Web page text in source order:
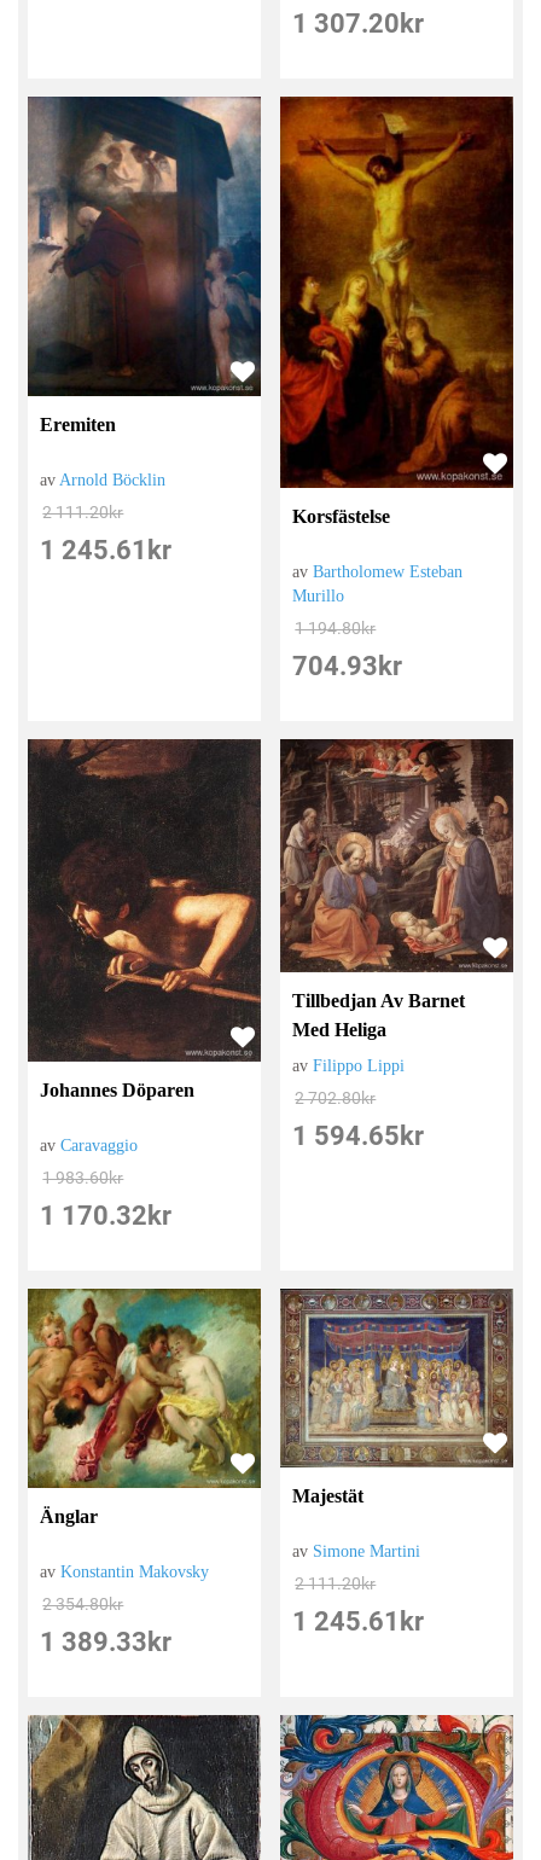
1 307.20 kr
Eremiten
av Arnold Böcklin
2 111.20kr
1 245.61 kr
Korsfästelse
avBartholomew Esteban
Murillo
1 194.80kr
704.93 kr
Johannes Döparen
avCaravaggio
1 983.60kr
1 170.32 kr
Tillbedjan Av Barnet
Med Heliga
avFilippo Lippi
2 702.80kr
1 594.65 kr
Änglar
avKonstantin Makovsky
2 354.80kr
1 389.33 kr
Majestät
av Simone Martini
2 111.20kr
1 245.61 kr